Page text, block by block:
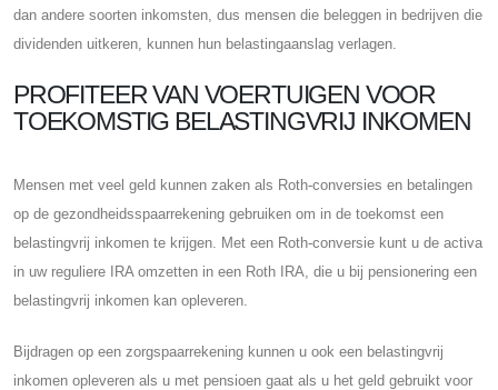
dan andere soorten inkomsten, dus mensen die beleggen in bedrijven die
dividenden uitkeren, kunnen hun belastingaanslag verlagen.
PROFITEER VAN VOERTUIGEN VOOR
TOEKOMSTIG BELASTINGVRIJ INKOMEN
Mensen met veel geld kunnen zaken als Roth-conversies en betalingen
op de gezondheidsspaarrekening gebruiken om in de toekomst een
belastingvrij inkomen te krijgen. Met een Roth-conversie kunt u de activa
in uw reguliere IRA omzetten in een Roth IRA, die u bij pensionering een
belastingvrij inkomen kan opleveren.
Bijdragen op een zorgspaarrekening kunnen u ook een belastingvrij
inkomen opleveren als u met pensioen gaat als u het geld gebruikt voor